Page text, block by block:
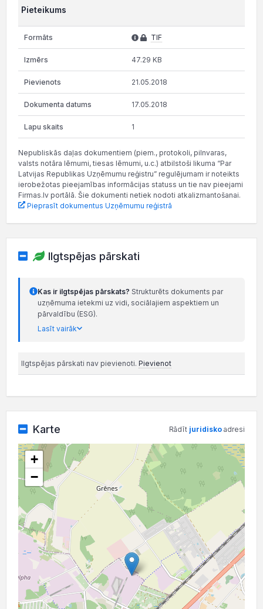
Pieteikums
TIF
47.29 KB
21.05.2018
17.05.2018
1
Nepubliskās daļas dokumentiem (piem., protokoli, pilnvaras,
valsts notāra lēmumi, tiesas lēmumi, u.c.) atbilstoši likuma “Par
Latvijas Republikas Uzņēmumu reģistru” regulējumam ir noteikts
ierobežotas pieejamības informācijas statuss un tie nav pieejami
Firmas.lv portālā. Šie dokumenti netiek nodoti atkalizmantošanai.
Pieprasīt dokumentus Uzņēmumu reģistrā
Ilgtspējas pārskati
Kas ir ilgtspējas pārskats? Strukturēts dokuments par
uzņēmuma ietekmi uz vidi, sociālajiem aspektiem un
pārvaldību (ESG).
Lasīt vairāk
Ilgtspējas pārskati nav pievienoti. Pievienot
Karte Rādīt juridisko adresi
+
−